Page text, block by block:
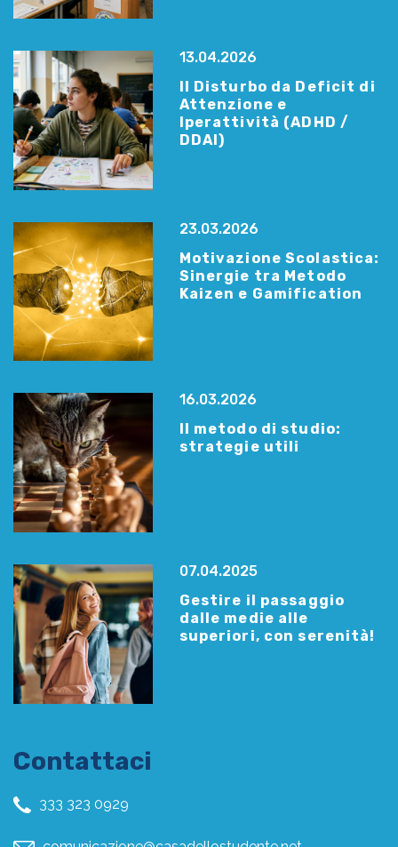
13.04.2026
Il Disturbo da Deficit di
Attenzione e
Iperattività (ADHD /
DDAI)
23.03.2026
Motivazione Scolastica:
Sinergie tra Metodo
Kaizen e Gamification
16.03.2026
Il metodo di studio:
strategie utili
07.04.2025
Gestire il passaggio
dalle medie alle
superiori, con serenità!
Contattaci
333 323 0929